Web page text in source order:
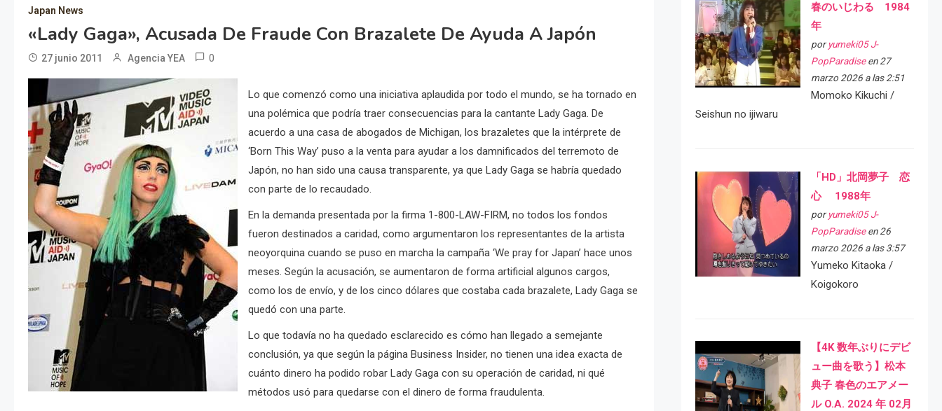
Japan News
«Lady Gaga», Acusada De Fraude Con Brazalete De Ayuda A Japón
27 junio 2011 Agencia YEA 0
Lo que comenzó como una iniciativa aplaudida por todo el mundo, se ha tornado en
una polémica que podría traer consecuencias para la cantante Lady Gaga. De
acuerdo a una casa de abogados de Michigan, los brazaletes que la intérprete de
‘Born This Way’ puso a la venta para ayudar a los damnificados del terremoto de
Japón, no han sido una causa transparente, ya que Lady Gaga se habría quedado
con parte de lo recaudado.
En la demanda presentada por la firma 1-800-LAW-FIRM, no todos los fondos
fueron destinados a caridad, como argumentaron los representantes de la artista
neoyorquina cuando se puso en marcha la campaña ‘We pray for Japan’ hace unos
meses. Según la acusación, se aumentaron de forma artificial algunos cargos,
como los de envío, y de los cinco dólares que costaba cada brazalete, Lady Gaga se
quedó con una parte.
Lo que todavía no ha quedado esclarecido es cómo han llegado a semejante
conclusión, ya que según la página Business Insider, no tienen una idea exacta de
cuánto dinero ha podido robar Lady Gaga con su operación de caridad, ni qué
métodos usó para quedarse con el dinero de forma fraudulenta.
春のいじわる 1984
年
por yumeki05 J-
PopParadiseen 27
marzo 2026 a las 2:51
Momoko Kikuchi /
Seishun no ijiwaru
「HD」北岡夢子 恋
心 1988年
por yumeki05 J-
PopParadiseen 26
marzo 2026 a las 3:57
Yumeko Kitaoka /
Koigokoro
【4K 数年ぶりにデビ
ュー曲を歌う】松本
典子 春色のエアメー
ル O.A. 2024 年 02月